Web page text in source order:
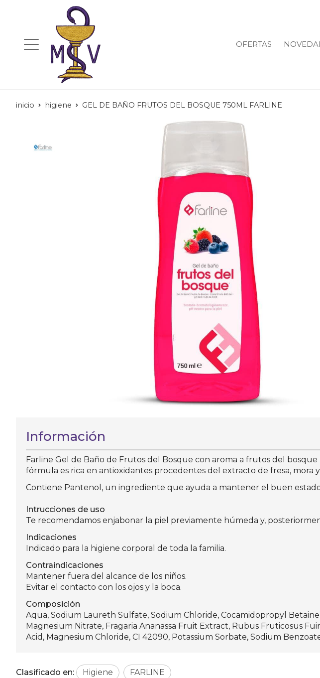
OFERTAS
inicio higiene GEL DE BAÑO FRUTOS DEL BOSQUE 750ML FARLINE
Información
Farline Gel de Baño de Frutos del Bosque con aroma a frutos del
fórmula es rica en antioxidantes procedentes del extracto de fresa, mora
Contiene Pantenol, un ingrediente que ayuda a mantener el buen
Intrucciones de uso
Te recomendamos enjabonar la piel previamente húmeda y,
Indicaciones
Indicado para la higiene corporal de toda la familia.
Contraindicaciones
Mantener fuera del alcance de los niños.
Evitar el contacto con los ojos y la boca.
Composición
Aqua, Sodium Laureth Sulfate, Sodium Chloride, Cocamidopropyl
Magnesium Nitrate, Fragaria Ananassa Fruit Extract, Rubus Fruticosus
Acid, Magnesium Chloride, CI 42090, Potassium Sorbate, Sodium
Clasificado en: Higiene FARLINE